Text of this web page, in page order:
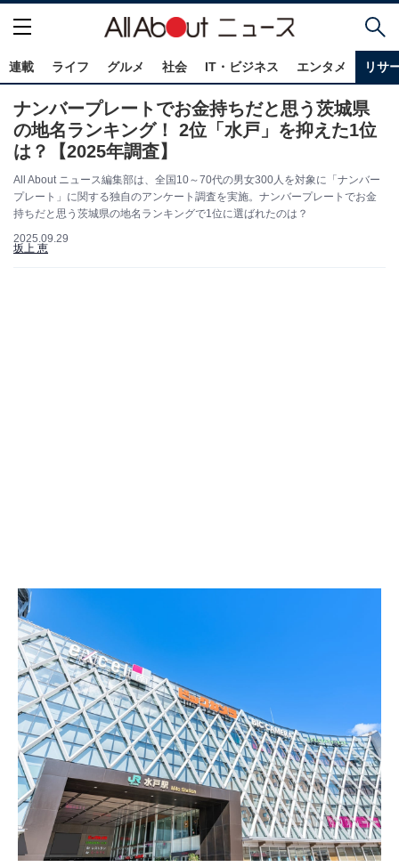
連載 ライフ グルメ 社会 IT・ビジネス エンタメ リサ
ナンバープレートでお金持ちだと思う茨城県
の地名ランキング！ 2位「水戸」を抑えた1位
は？【2025年調査】
All About ニュース編集部は、全国10～70代の男女300人を対象に「ナンバー
プレート」に関する独自のアンケート調査を実施。ナンバープレートでお金
持ちだと思う茨城県の地名ランキングで1位に選ばれたのは？
2025.09.29
坂上 恵